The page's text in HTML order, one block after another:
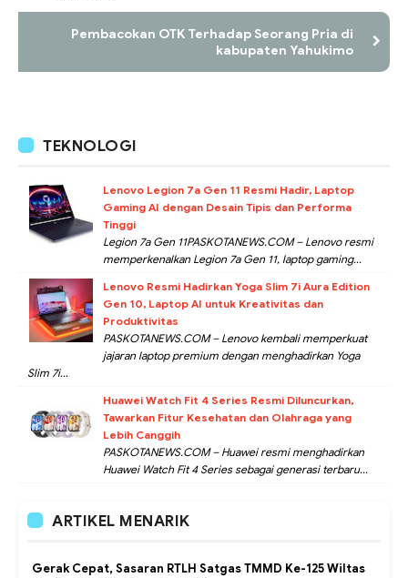
Pembacokan OTK Terhadap Seorang Pria di
kabupaten Yahukimo
TEKNOLOGI
Lenovo Legion 7a Gen 11 Resmi Hadir, Laptop
Gaming AI dengan Desain Tipis dan Performa
Tinggi
Legion 7a Gen 11PASKOTANEWS.COM – Lenovo resmi
memperkenalkan Legion 7a Gen 11, laptop gaming...
Lenovo Resmi Hadirkan Yoga Slim 7i Aura Edition
Gen 10, Laptop AI untuk Kreativitas dan
Produktivitas
PASKOTANEWS.COM – Lenovo kembali memperkuat
jajaran laptop premium dengan menghadirkan Yoga
Slim 7i...
Huawei Watch Fit 4 Series Resmi Diluncurkan,
Tawarkan Fitur Kesehatan dan Olahraga yang
Lebih Canggih
PASKOTANEWS.COM – Huawei resmi menghadirkan
Huawei Watch Fit 4 Series sebagai generasi terbaru...
ARTIKEL MENARIK
Gerak Cepat, Sasaran RTLH Satgas TMMD Ke-125 Wiltas